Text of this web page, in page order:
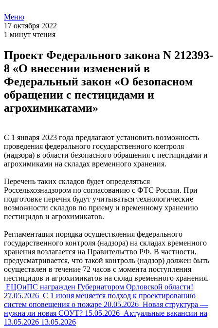
Меню
17 октября 2022
1 минут чтения
Проект Федерального закона N 212393-
8 «О внесении изменений в
Федеральный закон «О безопасном
обращении с пестицидами и
агрохимикатами»
С 1 января 2023 года предлагают установить возможность
проведения федерального государственного контроля
(надзора) в области безопасного обращения с пестицидами и
агрохимиками на складах временного хранения.
Перечень таких складов будет определяться
Россельхознадзором по согласованию с ФТС России. При
подготовке перечня будут учитываться технологические
возможности складов по приему и временному хранению
пестицидов и агрохимикатов.
Регламентация порядка осуществления федерального
государственного контроля (надзора) на складах временного
хранения возлагается на Правительство РФ. В частности,
предусматривается, что такой контроль (надзор) должен быть
осуществлен в течение 72 часов с момента поступления
пестицидов и агрохимикатов на склад временного хранения.
ЕЦОиПС награжден Губернатором Орловской области!
27.05.2026 С 1 июня меняется подход к проектированию
систем оповещения о пожаре 20.05.2026 Новая структура —
нужна ли новая СОУТ? 15.05.2026 Актуальные вакансии на
13.05.2026 13.05.2026